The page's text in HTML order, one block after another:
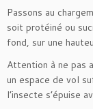
Passons au
soit protéiné ou
fond, sur une
Attention à ne pas
un espace de vol
l’insecte s’épuise